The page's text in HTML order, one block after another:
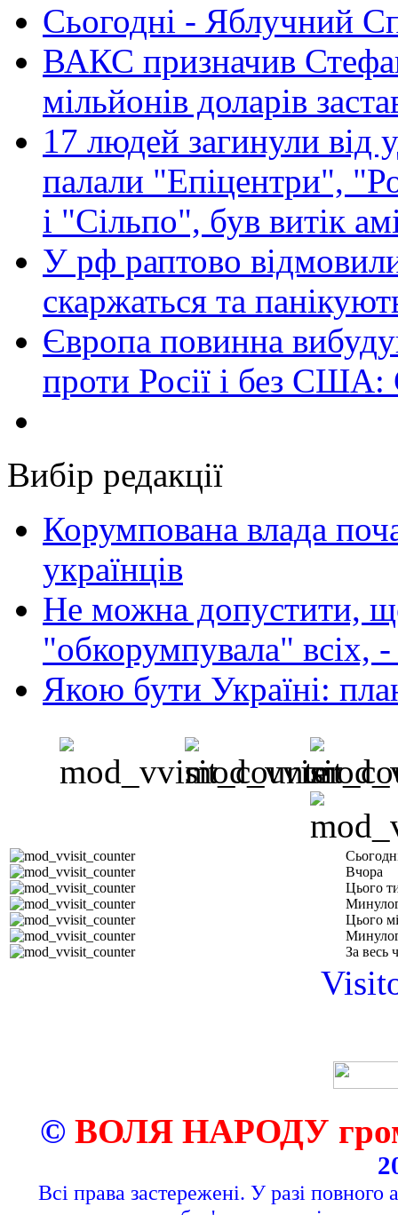
Сьогодні - Яблучний
ВАКС призначив
мільйонів доларів
17 людей загинули від
палали "Епіцентри",
і "Сільпо", був витік
У рф раптово
скаржаться та
Європа повинна
проти Росії і без США:
Вибір редакції
Корумпована влада
українців
Не можна допустити,
"обкорумпувала" всіх,
Якою бути Україні:
Вчора
Цього
Цього
За весь
© ВОЛЯ НАРОДУ
Всі права застережені. У разі повного